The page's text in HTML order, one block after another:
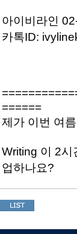
아이비라인
카톡ID:
======
제가 이번 여
Writing 이 2시
업하나요?